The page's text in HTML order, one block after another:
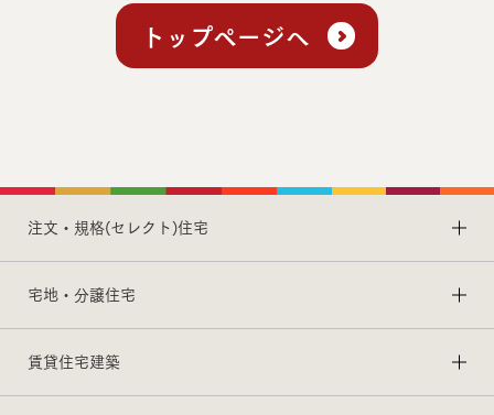
キャンパスビレッジ生田
東急不動産株式会社
トップページへ
注文・規格(セレクト)住宅
宅地・分譲住宅
賃貸住宅建築